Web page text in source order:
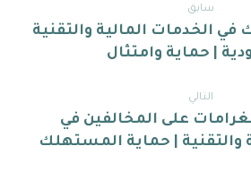
سابق
الخدمات المالية والتقنية
| حماية وامتثال
التالي
على المخالفين في
والتقنية | حماية المستهلك